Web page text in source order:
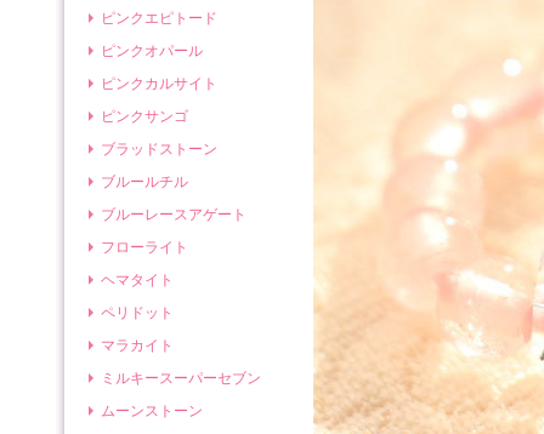
ピンクエピトード
ピンクオパール
ピンクカルサイト
ピンクサンゴ
ブラッドストーン
ブルールチル
ブルーレースアゲート
フローライト
ヘマタイト
ペリドット
マラカイト
ミルキースーパーセブン
ムーンストーン